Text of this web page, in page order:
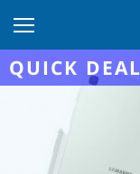
QUICK DEAL